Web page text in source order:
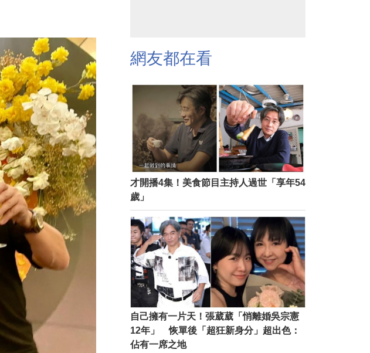
網友都在看
才開播4集！美食節目主持人過世「享年54
歲」
自己擁有一片天！張葳葳「悄離婚吳宗憲
12年」 恢單後「超狂新身分」超出色：
佔有一席之地